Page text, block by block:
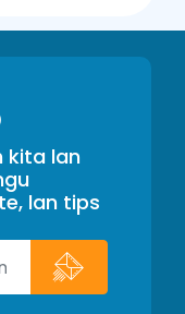
kita lan
lan tips